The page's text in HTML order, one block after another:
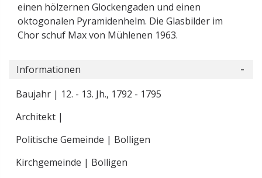
einen hölzernen Glockengaden und einen
oktogonalen Pyramidenhelm. Die Glasbilder im
Chor schuf Max von Mühlenen 1963.
Informationen
Baujahr | 12. - 13. Jh., 1792 - 1795
Architekt |
Politische Gemeinde | Bolligen
Kirchgemeinde | Bolligen